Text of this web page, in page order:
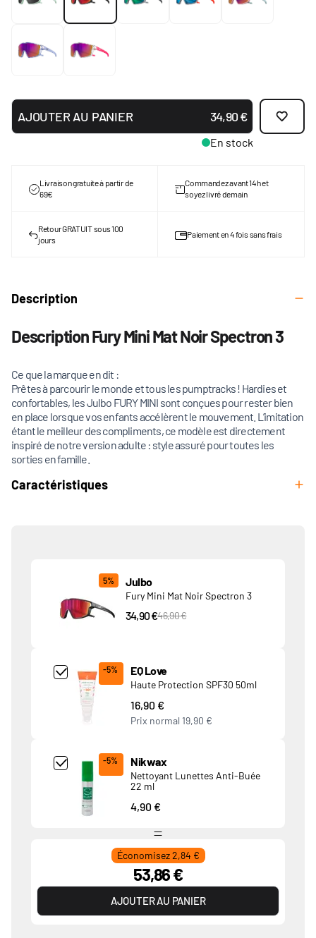
AJOUTER AU PANIER 34,90 €
En stock
Livraison gratuite à partir de
69€
Commandez avant 14h et
soyez livré demain
Retour GRATUIT sous 100
jours
Paiement en 4 fois sans frais
Description
Description Fury Mini Mat Noir Spectron 3
Ce que la marque en dit :
Prêtes à parcourir le monde et tous les pumptracks ! Hardies et
confortables, les Julbo FURY MINI sont conçues pour rester bien
en place lorsque vos enfants accélèrent le mouvement. L’imitation
étant le meilleur des compliments, ce modèle est directement
inspiré de notre version adulte : style assuré pour toutes les
sorties en famille.
Caractéristiques
5% Julbo
Fury Mini Mat Noir Spectron 3
34,90 €PVC Price
46,90 €
Add Product MjQ4MTk= undefined
-5% EQ Love
Haute Protection SPF30 50ml
16,90 €
Prix normal 19,90 €
Add Product MjkwNDA= undefined
-5% Nikwax
Nettoyant Lunettes Anti-Buée
22 ml
4,90 €
Économisez 2,84 €
53,86 €
AJOUTER AU PANIER